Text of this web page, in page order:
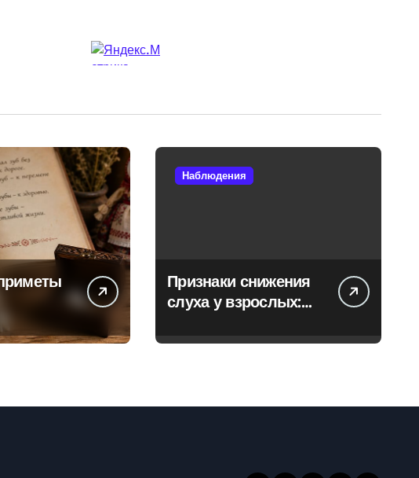
Наблюдения
Признаки снижения
слуха у взрослых:
обратиться к